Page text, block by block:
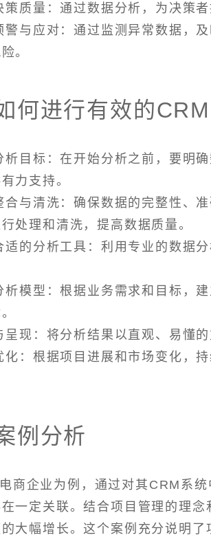
质量：通过数据分析，为决策
警与应对：通过监测异常数据，
。
何进行有效的
析目标：在开始分析之前，要明
力支持。
合与清洗：确保数据的完整性、
处理和清洗，提高数据质量。
适的分析工具：利用专业的数据
模型：根据业务需求和目标，
现：将分析结果以直观、易懂
化：根据项目进展和市场变化，
例分析
商企业为例，通过对其CRM系
一定关联。结合项目管理的理
的大幅增长。这个案例充分说明